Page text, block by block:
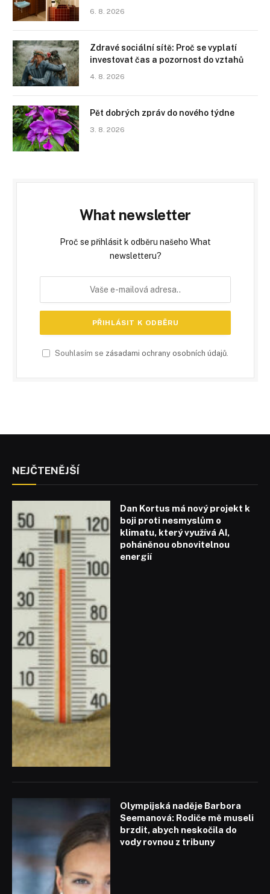
6. 8. 2026
Zdravé sociální sítě: Proč se vyplatí
investovat čas a pozornost do vztahů
4. 8. 2026
Pět dobrých zpráv do nového týdne
3. 8. 2026
What newsletter
Proč se přihlásit k odběru našeho What
newsletteru?
Souhlasím se zásadami ochrany osobních údajů
NEJČTENĚJŠÍ
Dan Kortus má nový projekt k
boji proti nesmyslům o
klimatu, který využívá AI,
poháněnou obnovitelnou
energií
Olympijská naděje Barbora
Seemanová: Rodiče mě museli
brzdit, abych neskočila do
vody rovnou z tribuny